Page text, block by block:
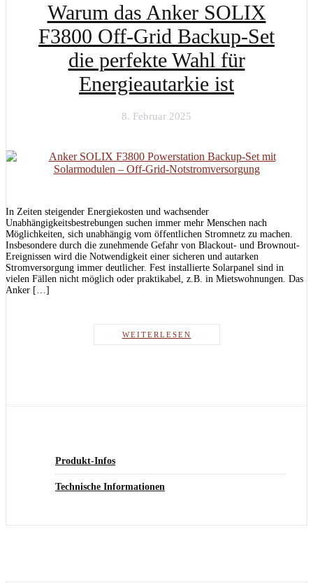
Warum das Anker SOLIX
F3800 Off-Grid Backup-Set
die perfekte Wahl für
Energieautarkie ist
8. Februar 2025
In Zeiten steigender Energiekosten und wachsender
Unabhängigkeitsbestrebungen suchen immer mehr Menschen nach
Möglichkeiten, sich unabhängig vom öffentlichen Stromnetz zu machen.
Insbesondere durch die zunehmende Gefahr von Blackout- und Brownout-
Ereignissen wird die Notwendigkeit einer sicheren und autarken
Stromversorgung immer deutlicher. Fest installierte Solarpanel sind in
vielen Fällen nicht möglich oder praktikabel, z.B. in Mietswohnungen. Das
Anker […]
WEITERLESEN
Produkt-Infos
Technische Informationen